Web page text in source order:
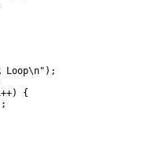
Loop\n");
{